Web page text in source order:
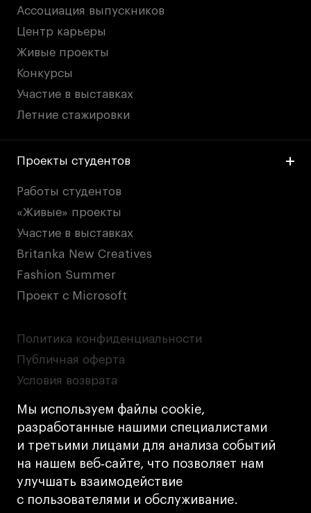
Мы используем файлы cookie,
разработанные нашими специалистами
и третьими лицами для анализа событий
на нашем веб‑сайте, что позволяет нам
улучшать взаимодействие
с пользователями и обслуживание.
Ассоциация выпускников
Центр карьеры
Живые проекты
Конкурсы
Участие в выставках
Летние стажировки
Проекты студентов
Работы студентов
«Живые» проекты
Участие в выставках
Britanka New Creatives
Fashion Summer
Проект с Microsoft
Политика конфиденциальности
Публичная оферта
Условия возврата
Кредит на образование с господдержкой
Лицензия на осуществление образовательной
деятельности АНО ВО «Универсальный
Университет»
Карта сайта